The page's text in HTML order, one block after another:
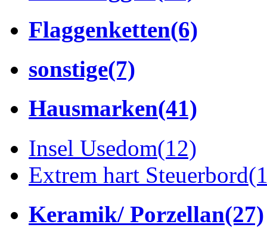
Flaggenketten(6)
sonstige(7)
Hausmarken(41)
Insel Usedom(12)
Extrem hart Steuerbord
Keramik/ Porzellan(27)